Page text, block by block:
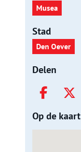
Musea
Stad
Den Oever
Delen
Op de kaart